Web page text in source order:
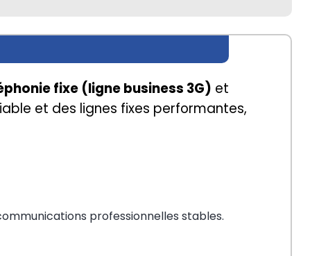
fixe (ligne business 3G)
et des lignes fixes performantes,
professionnelles stables.